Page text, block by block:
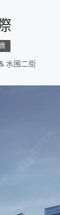
水围二街